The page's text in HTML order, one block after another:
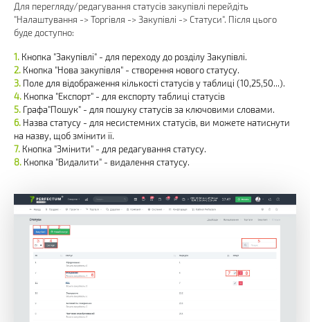
Для перегляду/редагування статусів закупівлі перейдіть
"Налаштування -> Торгівля -> Закупівлі -> Статуси". Після цього
буде доступно:
Кнопка "Закупівлі" - для переходу до розділу Закупівлі.
Кнопка "Нова закупівля" - створення нового статусу.
Поле для відображення кількості статусів у таблиці (10,25,50...).
Кнопка "Експорт" - для експорту таблиці статусів
Графа"Пошук" - для пошуку статусів за ключовими словами.
Назва статусу - для несистемних статусів, ви можете натиснути
на назву, щоб змінити її.
Кнопка "Змінити" - для редагування статусу.
Кнопка "Видалити" - видалення статусу.